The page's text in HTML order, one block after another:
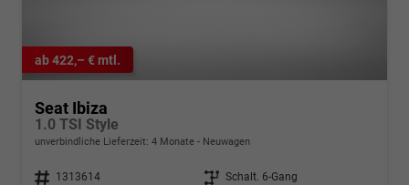
ab 422,– € mtl.
Seat Ibiza
1.0 TSI Style
unverbindliche Lieferzeit: 4 Monate Neuwagen
Fahrzeugnr. 1313614 Getriebe Schalt. 6-Gang